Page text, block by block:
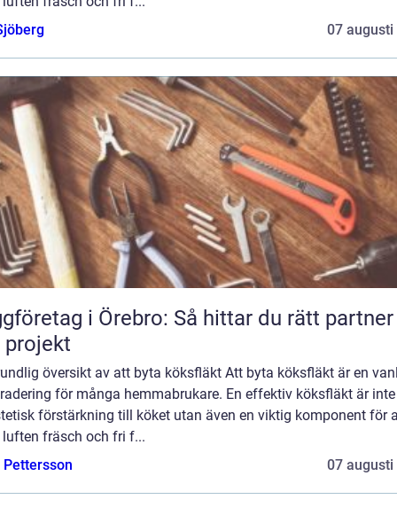
07 augusti
i Örebro: Så hittar du rätt
översikt av att byta köksfläkt Att byta köksfläkt är en
för många hemmabrukare. En effektiv köksfläkt är
förstärkning till köket utan även en viktig komponent för
fräsch och fri f...
07 augusti